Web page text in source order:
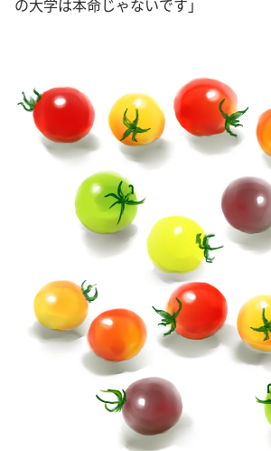
の大学は本命じゃないです」